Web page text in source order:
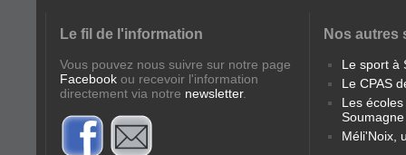
Le fil de l'information
Vous pouvez nous suivre sur notre page
Facebook ou recevoir l'information
directement via notre newsletter.
Nos autres
Le sport à
Le CPAS
Les
Soumagne
Méli'Noix,